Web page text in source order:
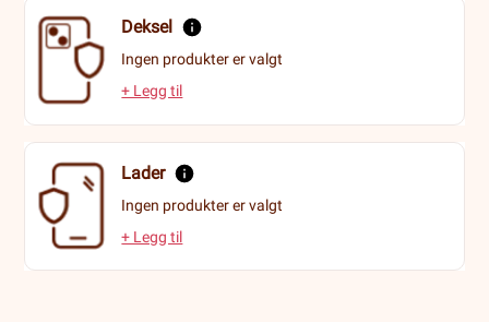
Deksel
Ingen produkter er valgt
+ Legg til
Lader
Ingen produkter er valgt
+ Legg til